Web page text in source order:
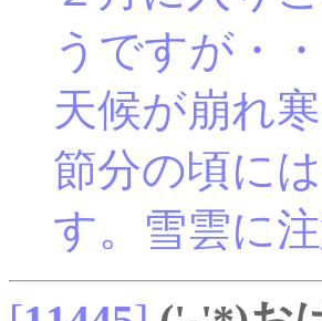
うですが・・
天候が崩れ
節分の頃に
す。雪雲に